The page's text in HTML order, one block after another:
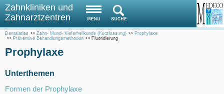
Zahnkliniken und
Zahnarztzentren
Dentalatlas >> Zahn- Mund- Kieferheilkunde (Kurzfassung) >> Prophylaxe
>> Präventive Behandlungsmethoden >> Fluoridierung
Prophylaxe
Unterthemen
Formen der Prophylaxe